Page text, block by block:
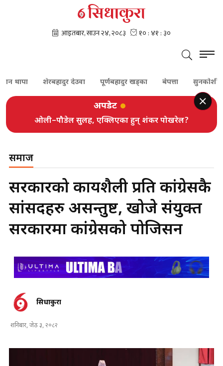
शेरबहादुर देउवा पूर्णबहादुर खड्का बेपत्ता सुनकोशी
अपडेट
ओली–पौडेल सुलह, एक्लिएका हुन् शंकर पोखरेल?
समाज
सरकारको कार्यशैली प्रति कांग्रेसकै
सांसदहरु असन्तुष्ट, खोजे संयुक्त
सरकारमा कांग्रेसको पोजिसन
सिधाकुरा
शनिबार, जेठ ३, २०८२